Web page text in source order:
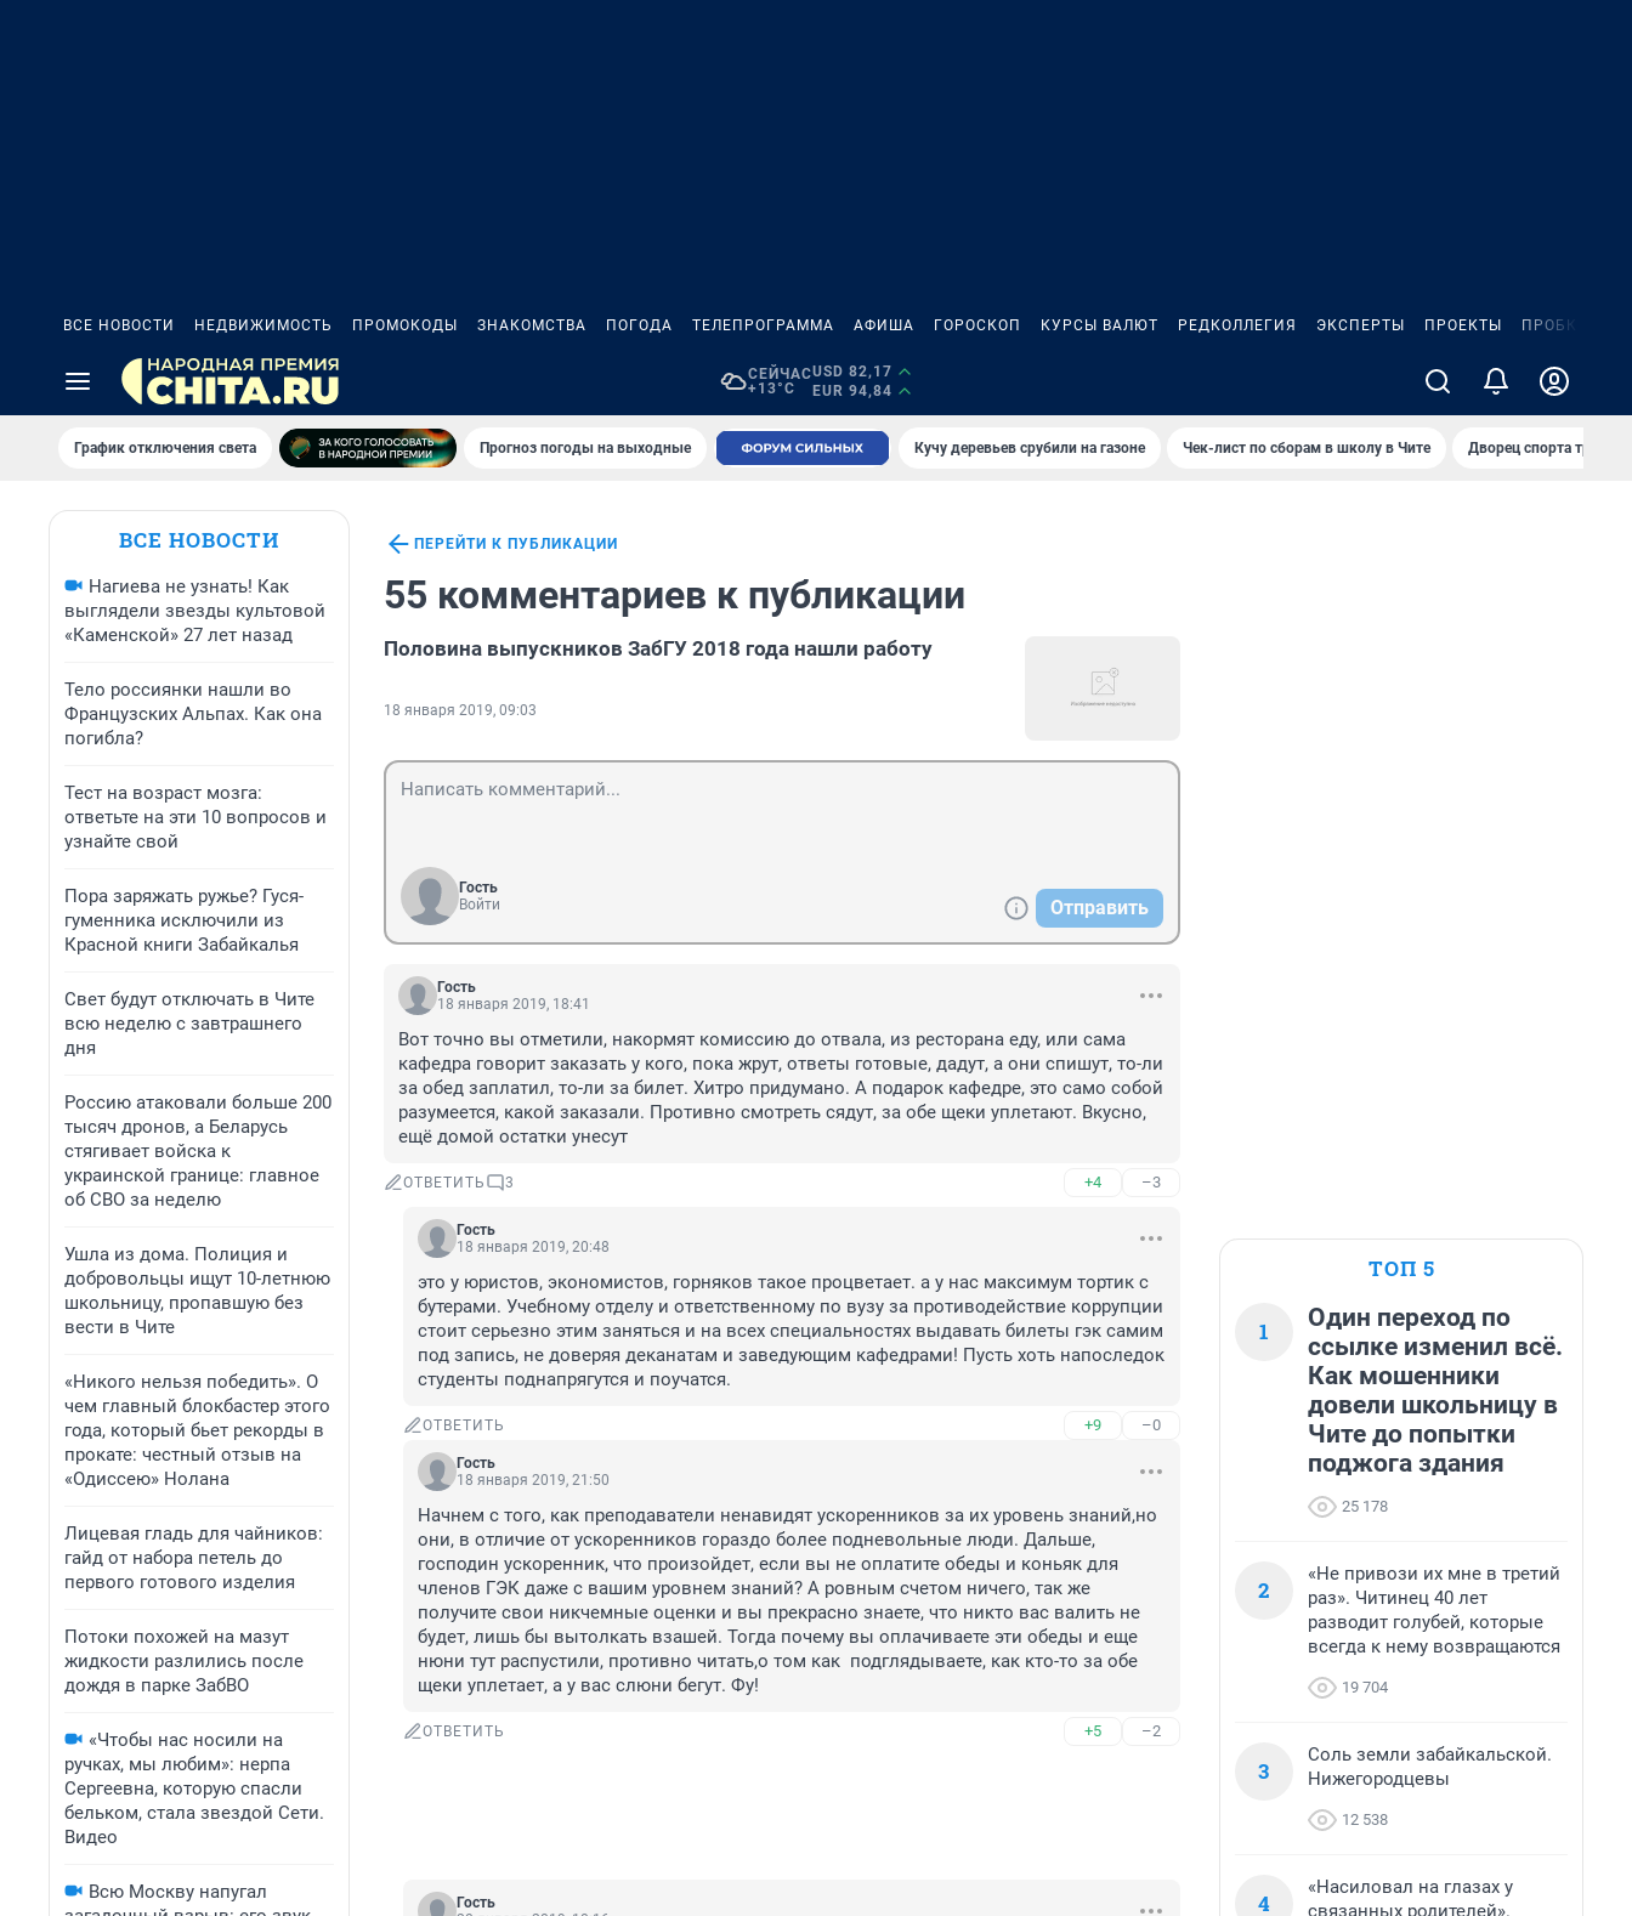
ВСЕ НОВОСТИ НЕДВИЖИМОСТЬ ПРОМОКОДЫ ЗНАКОМСТВА ПОГОДА ТЕЛЕПРОГРАММА АФИША ГОРОСКОП КУРСЫ ВАЛЮТ РЕДКОЛЛЕГИЯ ЭКСПЕРТЫ ПРОЕКТЫ ПРОБКИ
СЕЙЧАС
+13°C
USD 82,17
EUR 94,84
График отключения света Прогноз погоды на выходные Кучу деревьев срубили на газоне Чек-лист по сборам в школу в Чите Дворец спорта
ВСЕ НОВОСТИ
Нагиева не узнать! Как
выглядели звезды культовой
«Каменской» 27 лет назад
Тело россиянки нашли во
Французских Альпах. Как она
погибла?
Тест на возраст мозга:
ответьте на эти 10 вопросов и
узнайте свой
Пора заряжать ружье? Гуся-
гуменника исключили из
Красной книги Забайкалья
Свет будут отключать в Чите
всю неделю с завтрашнего
дня
Россию атаковали больше 200
тысяч дронов, а Беларусь
стягивает войска к
украинской границе: главное
об СВО за неделю
Ушла из дома. Полиция и
добровольцы ищут 10-летнюю
школьницу, пропавшую без
вести в Чите
«Никого нельзя победить». О
чем главный блокбастер этого
года, который бьет рекорды в
прокате: честный отзыв на
«Одиссею» Нолана
Лицевая гладь для чайников:
гайд от набора петель до
первого готового изделия
Потоки похожей на мазут
жидкости разлились после
дождя в парке ЗабВО
«Чтобы нас носили на
ручках, мы любим»: нерпа
Сергеевна, которую спасли
бельком, стала звездой Сети.
Видео
Всю Москву напугал
ПЕРЕЙТИ К ПУБЛИКАЦИИ
55 комментариев к публикации
Половина выпускников ЗабГУ 2018 года нашли работу
18 января 2019, 09:03
Гость
Войти
Отправить
Гость
18 января 2019, 18:41
Вот точно вы отметили, накормят комиссию до отвала, из ресторана еду, или сама
кафедра говорит заказать у кого, пока жрут, ответы готовые, дадут, а они спишут, то-ли
за обед заплатил, то-ли за билет. Хитро придумано. А подарок кафедре, это само собой
разумеется, какой заказали. Противно смотреть сядут, за обе щеки уплетают. Вкусно,
ещё домой остатки унесут
ОТВЕТИТЬ 3 +4 –3
Гость
18 января 2019, 20:48
это у юристов, экономистов, горняков такое процветает. а у нас максимум тортик с
бутерами. Учебному отделу и ответственному по вузу за противодействие коррупции
стоит серьезно этим заняться и на всех специальностях выдавать билеты гэк самим
под запись, не доверяя деканатам и заведующим кафедрами! Пусть хоть напоследок
студенты поднапрягутся и поучатся.
ОТВЕТИТЬ +9 –0
Гость
18 января 2019, 21:50
Начнем с того, как преподаватели ненавидят ускоренников за их уровень знаний,но
они, в отличие от ускоренников гораздо более подневольные люди. Дальше,
господин ускоренник, что произойдет, если вы не оплатите обеды и коньяк для
членов ГЭК даже с вашим уровнем знаний? А ровным счетом ничего, так же
получите свои никчемные оценки и вы прекрасно знаете, что никто вас валить не
будет, лишь бы вытолкать взашей. Тогда почему вы оплачиваете эти обеды и еще
нюни тут распустили, противно читать,о том как  подглядываете, как кто-то за обе
щеки уплетает, а у вас слюни бегут. Фу!
ОТВЕТИТЬ +5 –2
Гость
ТОП 5
1
Один переход по
ссылке изменил всё.
Как мошенники
довели школьницу в
Чите до попытки
поджога здания
25 178
2
«Не привози их мне в третий
раз». Читинец 40 лет
разводит голубей, которые
всегда к нему возвращаются
19 704
3
Соль земли забайкальской.
Нижегородцевы
12 538
4
«Насиловал на глазах у
связанных родителей».